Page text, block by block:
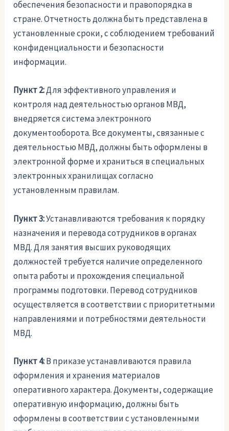
обеспечения безопасности и правопорядка в
стране. Отчетность должна быть представлена в
установленные сроки, с соблюдением требований
конфиденциальности и безопасности
информации.
Пункт 2:Для эффективного управления и
контроля над деятельностью органов МВД,
внедряется система электронного
документооборота. Все документы, связанные с
деятельностью МВД, должны быть оформлены в
электронной форме и храниться в специальных
электронных хранилищах согласно
установленным правилам.
Пункт 3:Устанавливаются требования к порядку
назначения и перевода сотрудников в органах
МВД. Для занятия высших руководящих
должностей требуется наличие определенного
опыта работы и прохождения специальной
программы подготовки. Перевод сотрудников
осуществляется в соответствии с приоритетными
направлениями и потребностями деятельности
МВД.
Пункт 4:В приказе устанавливаются правила
оформления и хранения материалов
оперативного характера. Документы, содержащие
оперативную информацию, должны быть
оформлены в соответствии с установленными